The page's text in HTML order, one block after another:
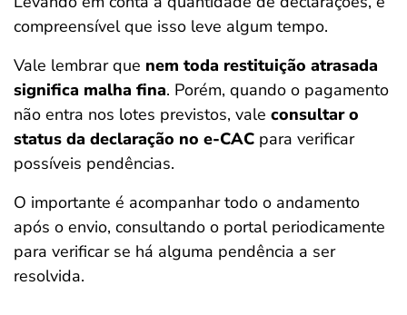
compreensível que isso leve algum tempo.
Vale lembrar que nem toda restituição atrasada
significa malha fina. Porém, quando o pagamento
não entra nos lotes previstos, vale consultar o
status da declaração no e-CAC para verificar
possíveis pendências.
O importante é acompanhar todo o andamento
após o envio, consultando o portal periodicamente
para verificar se há alguma pendência a ser
resolvida.